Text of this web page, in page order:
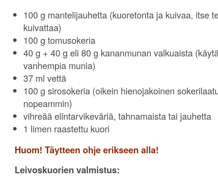
100 g mantelijauhetta (kuoretonta ja kuivaa, itse
kuivattaa)
100 g tomusokeria
40 g + 40 g eli 80 g kananmunan valkuaista
vanhempia munia)
37 ml vettä
100 g sirosokeria (oikein hienojakoinen
nopeammin)
vihreää elintarvikeväriä, tahnamaista tai jauhetta
1 limen raastettu kuori
Huom! Täytteen ohje erikseen alla!
Leivoskuorien valmistus: